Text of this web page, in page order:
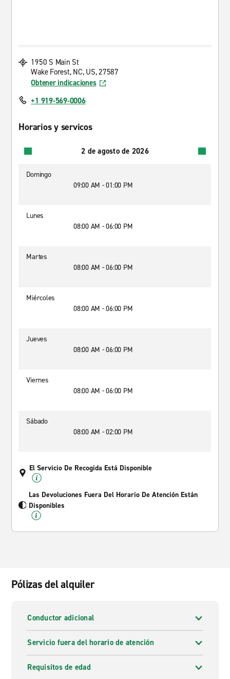
1950 S Main St
Wake Forest, NC, US, 27587
Obtener indicaciones
+1 919-569-0006
Horarios y servicos
2 de agosto de 2026
Domingo
09:00 AM - 01:00 PM
Lunes
08:00 AM - 06:00 PM
Martes
08:00 AM - 06:00 PM
Miércoles
08:00 AM - 06:00 PM
Jueves
08:00 AM - 06:00 PM
Viernes
08:00 AM - 06:00 PM
Sábado
08:00 AM - 02:00 PM
El Servicio De Recogida Está Disponible
Las Devoluciones Fuera Del Horario De Atención Están
Disponibles
Pólizas del alquiler
Conductor adicional
Servicio fuera del horario de atención
Requisitos de edad